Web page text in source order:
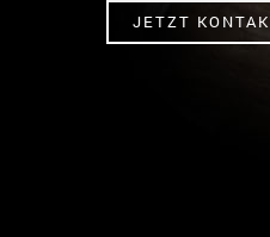
JETZT